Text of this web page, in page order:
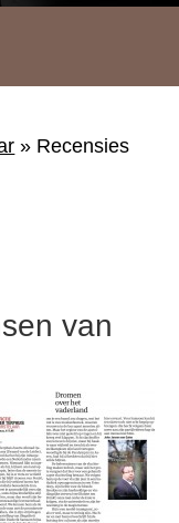
» Recensies
van